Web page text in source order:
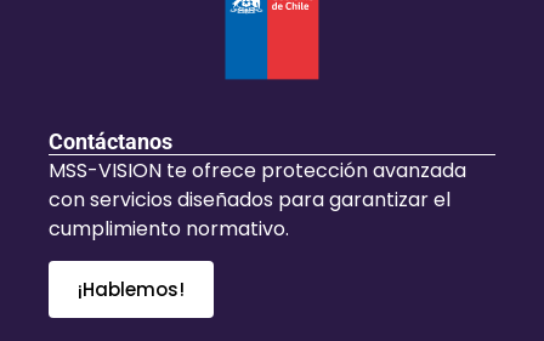
Contáctanos
MSS-VISION te ofrece protección avanzada
con servicios diseñados para garantizar el
cumplimiento normativo.
¡Hablemos!